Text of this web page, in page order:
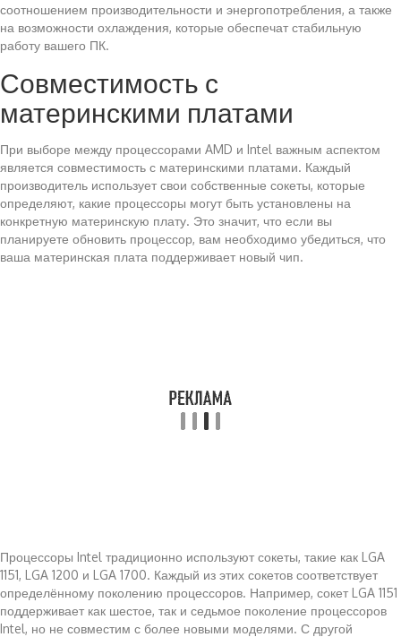
соотношением производительности и энергопотребления, а также
на возможности охлаждения, которые обеспечат стабильную
работу вашего ПК.
Совместимость с
материнскими платами
При выборе между процессорами AMD и Intel важным аспектом
является совместимость с материнскими платами. Каждый
производитель использует свои собственные сокеты, которые
определяют, какие процессоры могут быть установлены на
конкретную материнскую плату. Это значит, что если вы
планируете обновить процессор, вам необходимо убедиться, что
ваша материнская плата поддерживает новый чип.
Процессоры Intel традиционно используют сокеты, такие как LGA
1151, LGA 1200 и LGA 1700. Каждый из этих сокетов соответствует
определённому поколению процессоров. Например, сокет LGA 1151
поддерживает как шестое, так и седьмое поколение процессоров
Intel, но не совместим с более новыми моделями. С другой